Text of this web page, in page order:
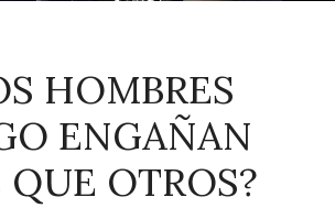
HOMBRES
ENGAÑAN
QUE OTROS?